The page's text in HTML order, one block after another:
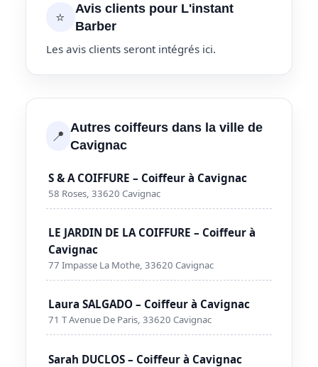
⭐
Avis clients pour L'instant
Barber
Les avis clients seront intégrés ici.
📍 Autres coiffeurs dans la ville de
Cavignac
S & A COIFFURE – Coiffeur à Cavignac
58 Roses, 33620 Cavignac
LE JARDIN DE LA COIFFURE – Coiffeur à
Cavignac
77 Impasse La Mothe, 33620 Cavignac
Laura SALGADO – Coiffeur à Cavignac
71 T Avenue De Paris, 33620 Cavignac
Sarah DUCLOS – Coiffeur à Cavignac